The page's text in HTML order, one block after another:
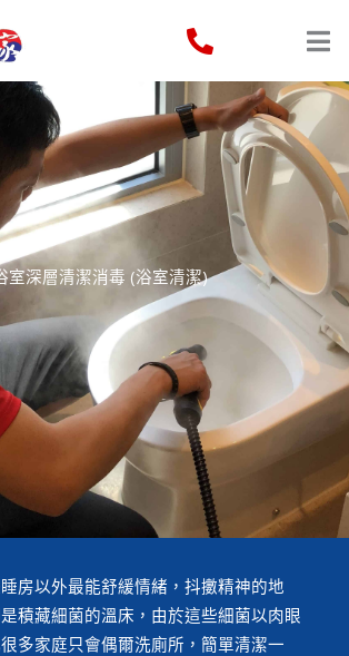
室深層清潔消毒 (浴室清潔)
房以外最能舒緩情緒，抖擻精神的地
積藏細菌的溫床，由於這些細菌以肉眼
多家庭只會偶爾洗廁所，簡單清潔一